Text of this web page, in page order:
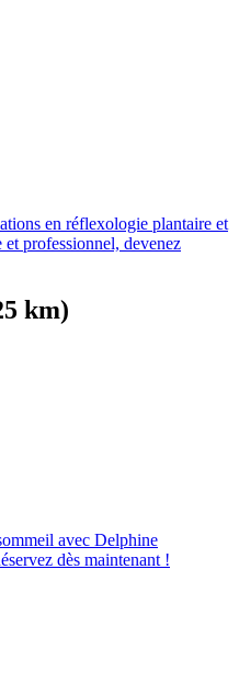
en réflexologie plantaire et
professionnel, devenez
km)
avec Delphine
dès maintenant !